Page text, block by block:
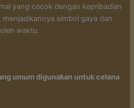
yang cocok dengan kepribadian
menjadikannya simbol gaya dan
waktu.
umum digunakan untuk celana